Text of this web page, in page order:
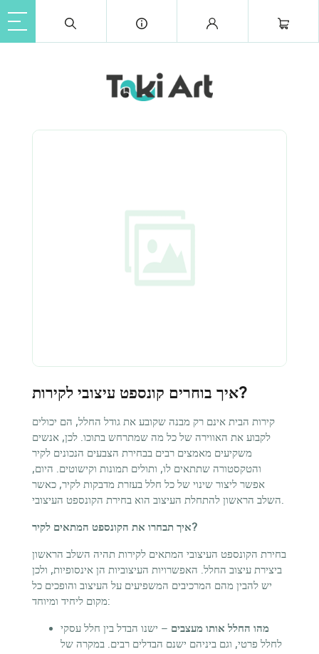
איך בוחרים קונספט עיצובי לקירות?
קירות הבית אינם רק מבנה שקובע את גודל החלל, הם יכולים
לקבוע את האווירה של כל מה שמתרחש בתוכו. לכן, אנשים
משקיעים מאמצים רבים בבחירת הצבעים הנכונים לקיר
והטקסטורה שתתאים לו, ותולים תמונות וקישוטים. היום,
אפשר ליצור שינוי של כל חלל בעזרת מדבקות לקיר, כאשר
השלב הראשון להתחלת העיצוב הוא בחירת הקונספט העיצובי.
איך תבחרו את הקונספט המתאים לקיר?
בחירת הקונספט העיצובי המתאים לקירות תהיה השלב הראשון
ביצירת עיצוב החלל. האפשרויות העיצוביות הן אינסופיות, ולכן
יש להבין מהם המרכיבים המשפיעים על העיצוב והופכים כל
מקום ליחיד ומיוחד:
מהו החלל אותו מעצבים – ישנו הבדל בין חלל עסקי
לחלל פרטי, וגם ביניהם ישנם הבדלים רבים. במקרה של